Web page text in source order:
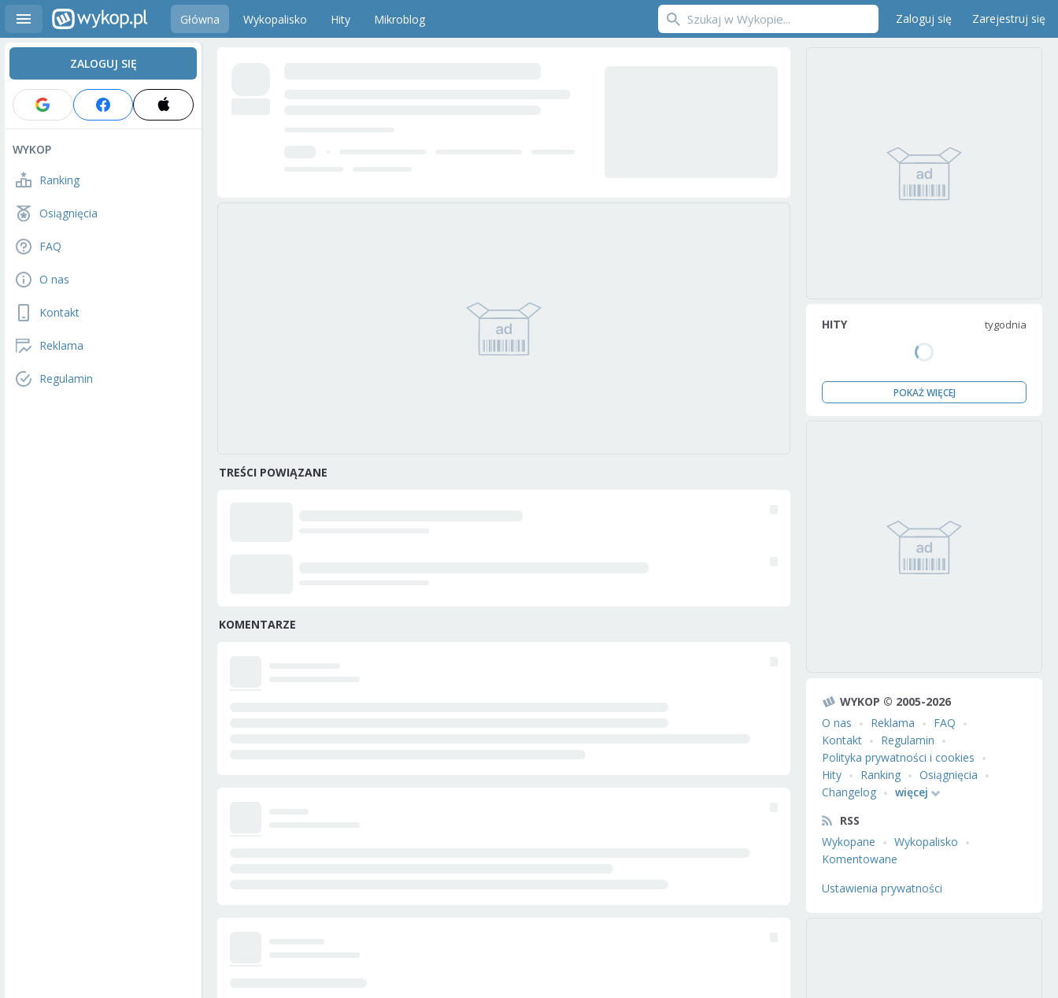
Główna Wykopalisko Hity Mikroblog Zaloguj się Zarejestruj się
ZALOGUJ SIĘ
WYKOP
Ranking
Osiągnięcia
FAQ
O nas
Kontakt
Reklama
Regulamin
TREŚCI POWIĄZANE
KOMENTARZE
HITY tygodnia
POKAŻ WIĘCEJ
WYKOP © 2005-2026
O nas
Reklama
FAQ
Kontakt
Regulamin
Polityka prywatności i cookies
Hity
Ranking
Osiągnięcia
Changelog
więcej
RSS
Wykopane
Wykopalisko
Komentowane
Ustawienia prywatności